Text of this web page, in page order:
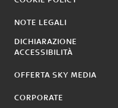
NOTE LEGALI
DICHIARAZIONE
ACCESSIBILITÀ
OFFERTA SKY MEDIA
CORPORATE